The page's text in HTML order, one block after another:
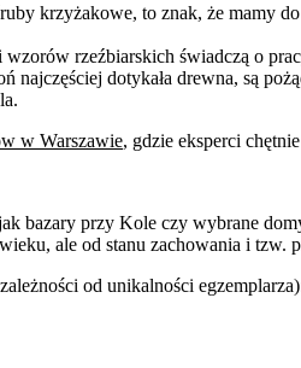
krzyżakowe, to znak, że mamy
rzeźbiarskich świadczą o
najczęściej dotykała drewna, są
w Warszawie, gdzie eksperci
bazary przy Kole czy wybrane
ale od stanu zachowania i tzw.
od unikalności